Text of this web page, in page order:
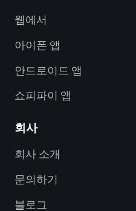
웹에서
아이폰 앱
안드로이드 앱
쇼피파이 앱
회사
회사 소개
문의하기
블로그